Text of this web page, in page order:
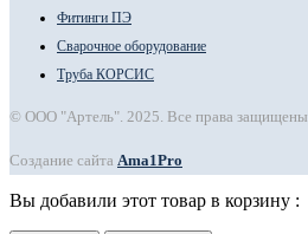
Фитинги ПЭ
Сварочное оборудование
Труба КОРСИС
© ООО "Артель". 2025. Все права защищены
Создание сайта Ama1Pro
Вы добавили этот товар в корзину :